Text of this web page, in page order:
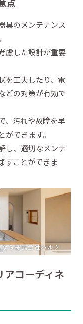
具のメンテナンス
慮した設計が重要
を工夫したり、電
どの対策が有効で
、汚れや故障を早
できます。
し、適切なメンテ
すことができま
アコーディネ